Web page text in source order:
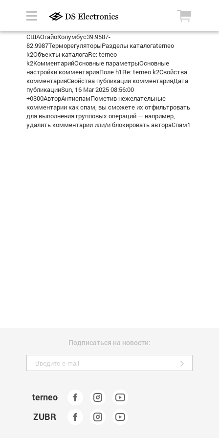
СШАОгайоКолумбус39.9587-
82.9987ТерморегуляторыРазделы каталогаterneo
k2Объекты каталогаRe: terneo
k2КомментарийОсновные параметрыОсновные
настройки комментарияПоле h1Re: terneo k2Свойства
комментарияСвойства публикации комментарияДата
публикацииSun, 16 Mar 2025 08:56:00
+0300АвторАнтиспамПометив нежелательные
комментарии как спам, вы сможете их отфильтровать
для выполнения групповых операций — например,
удалить комментарии или/и блокировать автораСпам1
Подписаться на новости:
terneo
ZUBR